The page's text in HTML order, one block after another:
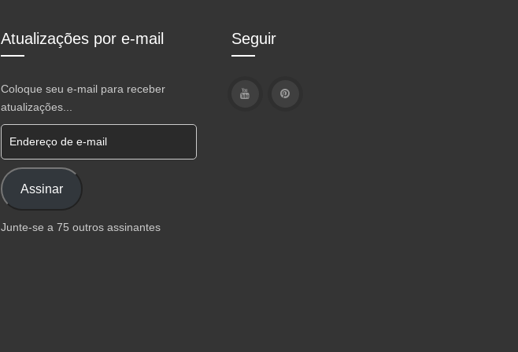
Atualizações por e-mail
Coloque seu e-mail para receber
atualizações...
Assinar
Junte-se a 75 outros assinantes
Seguir